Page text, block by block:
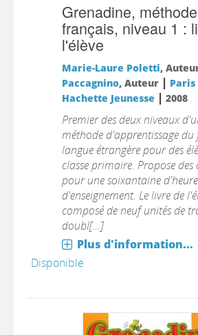
Grenadine,
français, niveau 1 :
l'élève
Marie-Laure Poletti,
Paccagnino, Auteur | Paris
Hachette Jeunesse | 2008
Premier des deux niveaux
méthode d'apprentissage du
langue étrangère pour des
classe primaire. Propose des
pour une soixantaine
d'enseignement. Le livre de
composé de neuf unités de
doubl[...]
Plus d'information...
Disponible